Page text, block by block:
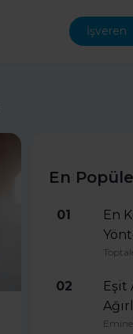
İşveren
En
01
En
02
Eşit